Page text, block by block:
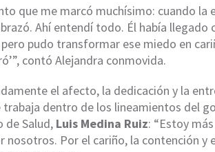
que me marcó muchísimo: cuando la
Ahí entendí todo. Él había llegado
pudo transformar ese miedo en
contó Alejandra conmovida.
el afecto, la dedicación y la
dentro de los lineamientos del
de Salud, Luis Medina Ruiz: “Estoy
Por el cariño, la contención y